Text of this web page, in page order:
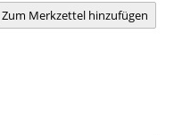
Zum Merkzettel hinzufügen